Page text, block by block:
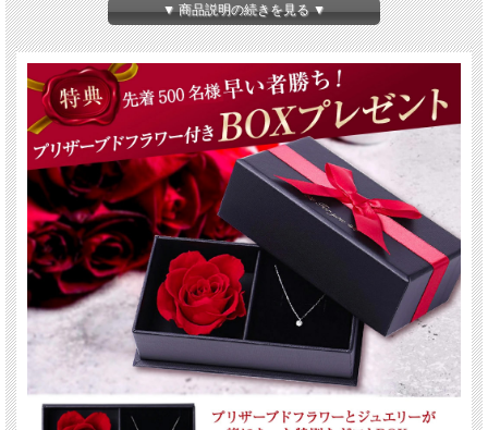
▼ 商品説明の続きを見る ▼